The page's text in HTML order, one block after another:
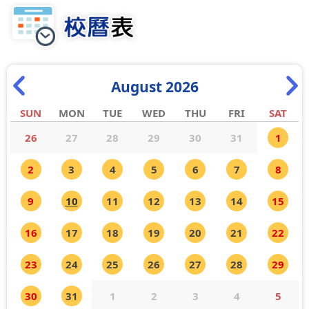
August 2026
SUN MON TUE WED THU FRI
SAT
26
27 28 29 30 31 1
2 3 4 5 6 7 8
9 10 11 12 13 14 15
16 17 18 19 20 21 22
23 24 25 26 27 28 29
30 31 1 2 3 4 5